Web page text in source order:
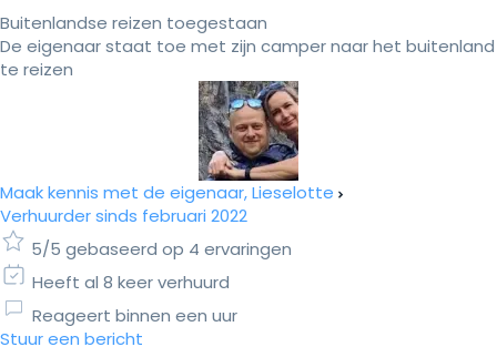
Buitenlandse reizen toegestaan
De eigenaar staat toe met zijn camper naar het buitenland
te reizen
Maak kennis met de eigenaar, Lieselotte
Verhuurder sinds februari 2022
5/5 gebaseerd op 4 ervaringen
Heeft al 8 keer verhuurd
Reageert binnen een uur
Stuur een bericht